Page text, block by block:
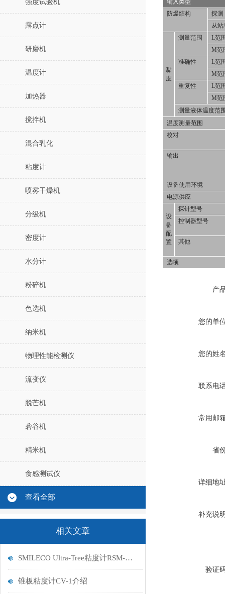
强度试验机
露点计
研磨机
温度计
加热器
搅拌机
混合乳化
粘度计
喷雾干燥机
分级机
密度计
水分计
粉碎机
色选机
纳米机
物理性能检测仪
流变仪
脱芒机
砻谷机
精米机
食感测试仪
查看全部
相关文章
SMILECO Ultra-Tree粘度计RSM-MV1技术信息
锥板粘度计CV-1介绍
输入类型
防爆结构
探测
从站
黏
度
测量范围
L范
M范
准确性
L范
M范
重复性
L范
M范
测量液体温度范
温度测量范围
校对
输出
设备使用环境
电源供应
设
备
配
置
探针型号
控制器型号
其他
选项
产
您的单
您的姓
联系电
常用邮
省
详细地
补充说
验证